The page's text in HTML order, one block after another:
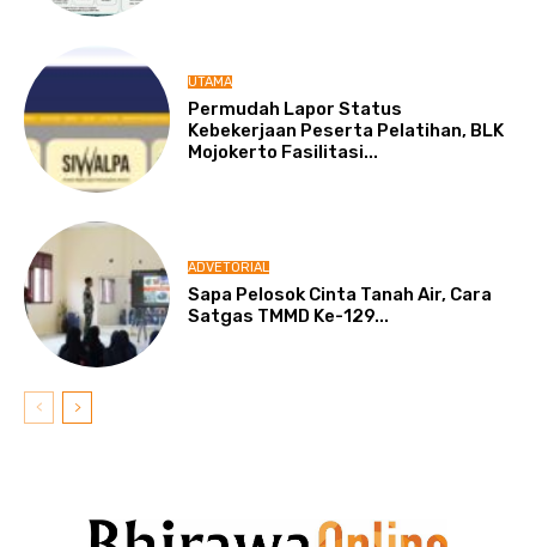
UTAMA
Permudah Lapor Status
Kebekerjaan Peserta Pelatihan, BLK
Mojokerto Fasilitasi...
ADVETORIAL
Sapa Pelosok Cinta Tanah Air, Cara
Satgas TMMD Ke-129...